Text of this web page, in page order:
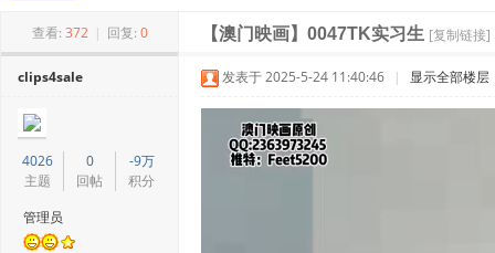
> ›
查看: 372 | 回复: 0 【澳门映画】0047TK实习生 [复制链接]
clips4sale
4026
主题
0
回帖
-9万
积分
管理员
发表于 2025-5-24 11:40:46 | 显示全部楼层